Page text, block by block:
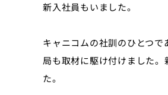
新入社員もいました。
キャニコムの社訓のひとつ
局も取材に駆け付けました
た。